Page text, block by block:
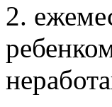
2.